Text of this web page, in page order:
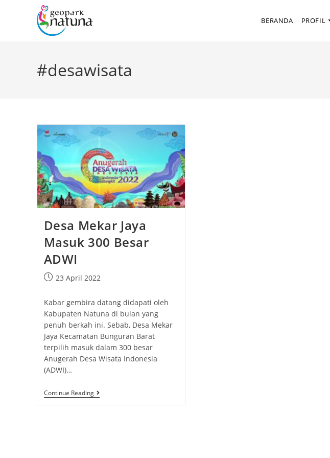
BERANDA PROFIL
#desawisata
Desa Mekar Jaya
Masuk 300 Besar
ADWI
23 April 2022
Kabar gembira datang didapati oleh
Kabupaten Natuna di bulan yang
penuh berkah ini. Sebab, Desa Mekar
Jaya Kecamatan Bunguran Barat
terpilih masuk dalam 300 besar
Anugerah Desa Wisata Indonesia
(ADWI)…
Continue Reading